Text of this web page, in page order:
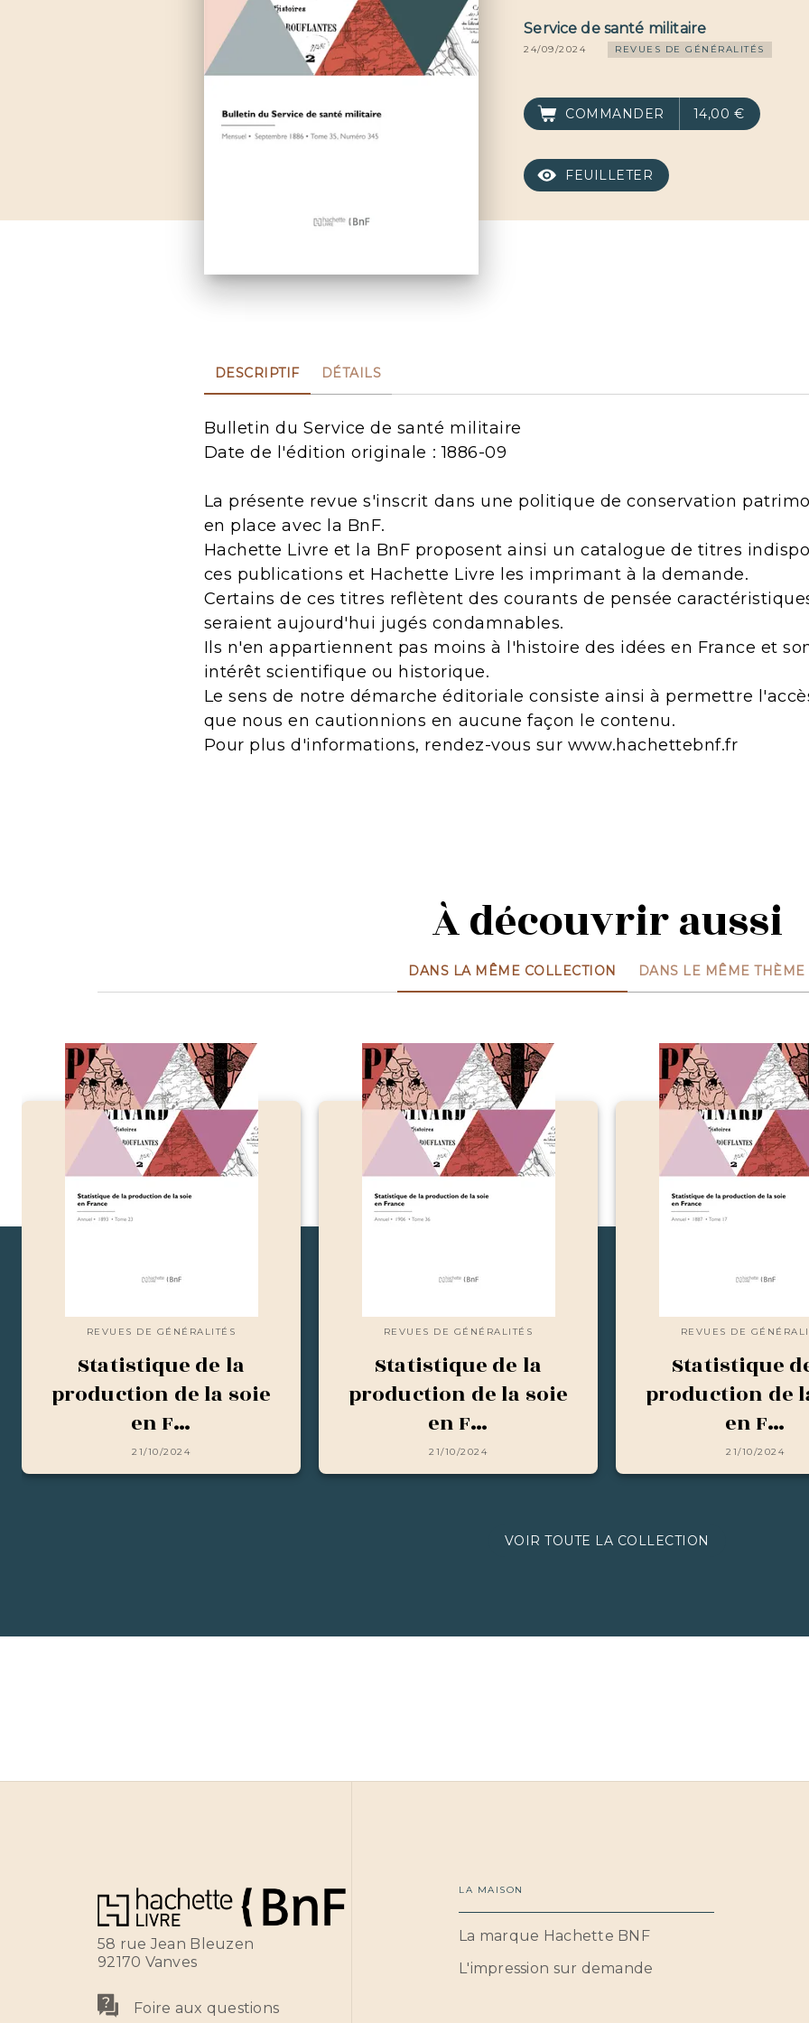
Service de santé militaire
24/09/2024 REVUES DE GÉNÉRALITÉS
COMMANDER 14,00 €
FEUILLETER
DESCRIPTIF DÉTAILS
Bulletin du Service de santé militaire
Date de l'édition originale : 1886-09
La présente revue s'inscrit dans une politique de conservation
en place avec la BnF.
Hachette Livre et la BnF proposent ainsi un catalogue de titres
ces publications et Hachette Livre les imprimant à la demande.
Certains de ces titres reflètent des courants de pensée
seraient aujourd'hui jugés condamnables.
Ils n'en appartiennent pas moins à l'histoire des idées en France et
intérêt scientifique ou historique.
Le sens de notre démarche éditoriale consiste ainsi à permettre
que nous en cautionnions en aucune façon le contenu.
Pour plus d'informations, rendez-vous sur www.hachettebnf.fr
À découvrir aussi
DANS LA MÊME COLLECTION DANS LE MÊME THÈME
REVUES DE GÉNÉRALITÉS
Statistique de la
production de la soie
en F…
21/10/2024
REVUES DE GÉNÉRALITÉS
Statistique de la
production de la soie
en F…
21/10/2024
REVUES DE
Statistique
production de
en F…
21/10/2024
VOIR TOUTE LA COLLECTION
58 rue Jean Bleuzen
92170 Vanves
Foire aux questions
LA MAISON
La marque Hachette BNF
L'impression sur demande